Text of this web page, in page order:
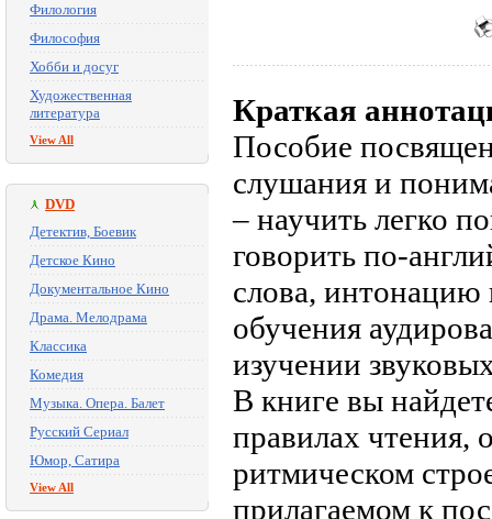
Филология
Философия
Хобби и досуг
Художественная
литература
View All
DVD
Детектив, Боевик
Детское Кино
Документальное Кино
Драма. Мелодрама
Классика
Комедия
Музыка. Опера. Балет
Русский Сериал
Юмор, Сатира
View All
Краткая
Пособие
слушания и
– научить легко
говорить по-
слова, интонацию
обучения
изучении
В книге вы
правилах чтения,
ритмическом
прилагаемом к